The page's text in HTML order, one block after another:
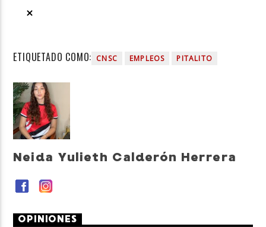
ETIQUETADO COMO: CNSC EMPLEOS PITALITO
Neida Yulieth Calderón Herrera
OPINIONES